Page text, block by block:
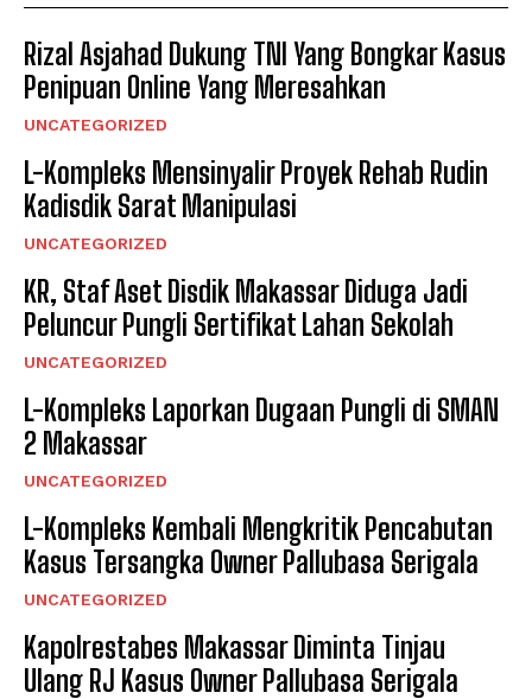
Rizal Asjahad Dukung TNI Yang Bongkar Kasus
Penipuan Online Yang Meresahkan
UNCATEGORIZED
L-Kompleks Mensinyalir Proyek Rehab Rudin
Kadisdik Sarat Manipulasi
UNCATEGORIZED
KR, Staf Aset Disdik Makassar Diduga Jadi
Peluncur Pungli Sertifikat Lahan Sekolah
UNCATEGORIZED
L-Kompleks Laporkan Dugaan Pungli di SMAN
2 Makassar
UNCATEGORIZED
L-Kompleks Kembali Mengkritik Pencabutan
Kasus Tersangka Owner Pallubasa Serigala
UNCATEGORIZED
Kapolrestabes Makassar Diminta Tinjau
Ulang RJ Kasus Owner Pallubasa Serigala